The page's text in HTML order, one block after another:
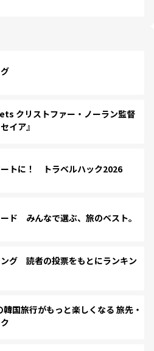
クリストファー・ノーラン監督
イア』
トに！ トラベルハック2026
ド みんなで選ぶ、旅のベスト。
グ 読者の投票をもとにランキン
国旅行がもっと楽しくなる 旅先・